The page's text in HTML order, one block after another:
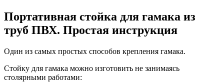
Портативная стойка для гамака из
труб ПВХ. Простая инструкция
Один из самых простых способов крепления гамака.
Стойку для гамака можно изготовить не занимаясь
столярными работами: